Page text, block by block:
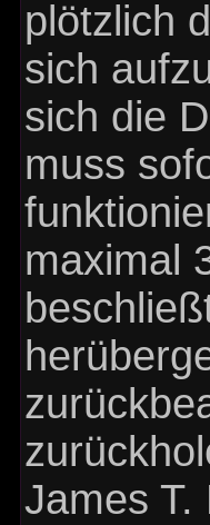
plötzlich
sich
sich die
muss
maximal
James T.